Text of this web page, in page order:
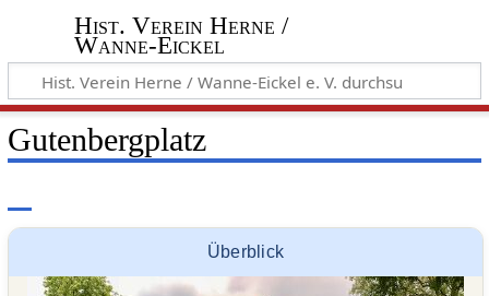
Hist. Verein Herne /
Wanne-Eickel
Gutenbergplatz
Überblick